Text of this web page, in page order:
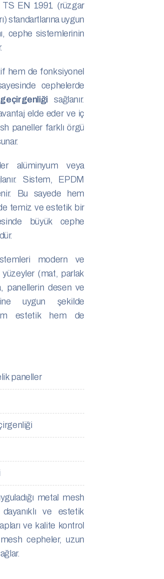
TS EN 1991 (rüzgar
standartlarına uygun
cephe sistemlerinin
hem de fonksiyonel
cephelerde
sağlanır.
elde eder ve iç
paneller farklı örgü
alüminyum veya
Sistem, EPDM
Bu sayede hem
temiz ve estetik bir
büyük cephe
modern ve
yüzeyler (mat, parlak
panellerin desen ve
uygun şekilde
estetik hem de
paneller
metal mesh
ve estetik
ve kalite kontrol
cepheler, uzun